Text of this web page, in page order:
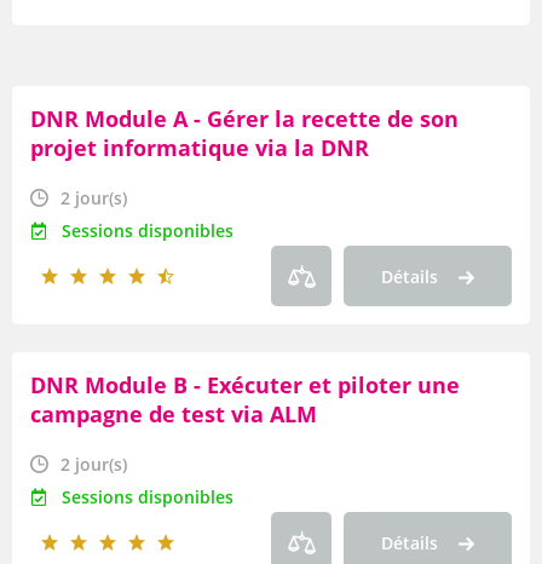
Par date
Par thème
Par axe
Par type de produit
Par modalité
DNR Module A - Gérer la recette de son
projet informatique via la DNR
2 jour(s)
Sessions disponibles
Détails
DNR Module B - Exécuter et piloter une
campagne de test via ALM
2 jour(s)
Sessions disponibles
Détails